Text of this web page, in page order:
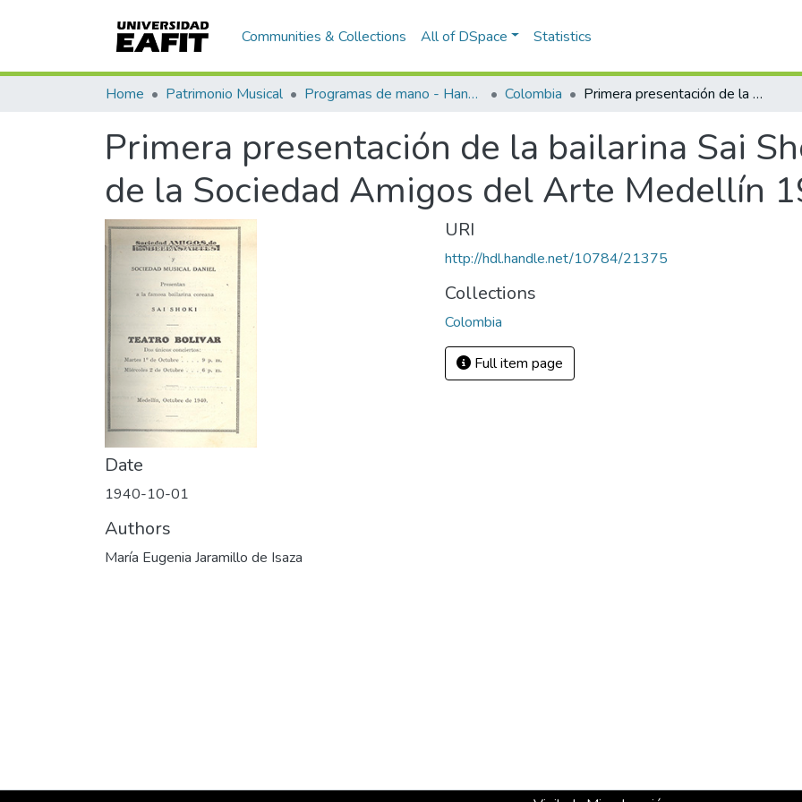
Communities & Collections All of DSpace Statistics
Home Patrimonio Musical Programas de mano - Hand programs Colombia Primera presentación de la bailarina Sai Shoki en temporada de la Sociedad Amigos del Arte Medellín 1940
Primera presentación de la bailarina Sai
de la Sociedad Amigos del Arte Medellín
Date
1940-10-01
Authors
María Eugenia Jaramillo de Isaza
URI
http://hdl.handle.net/10784/21375
Collections
Colombia
Full item page